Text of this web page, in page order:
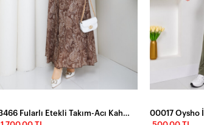
3466 Fularlı Etekli Takım-Acı Kahve
00017 Oysho